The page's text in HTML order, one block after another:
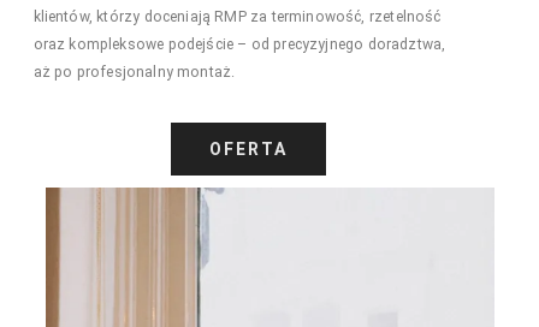
klientów, którzy doceniają RMP za terminowość, rzetelność
oraz kompleksowe podejście – od precyzyjnego doradztwa,
aż po profesjonalny montaż.
OFERTA